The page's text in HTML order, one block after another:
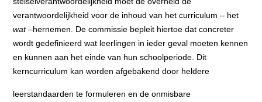
verantwoordelijkheid voor de inhoud van het curriculum – het
wat–hernemen. De commissie bepleit hiertoe dat concreter
wordt gedefinieerd wat leerlingen in ieder geval moeten kennen
en kunnen aan het einde van hun schoolperiode. Dit
kerncurriculum kan worden afgebakend door heldere
leerstandaarden te formuleren en de onmisbare